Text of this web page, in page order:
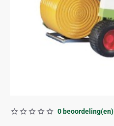
0 beoordeling(en)